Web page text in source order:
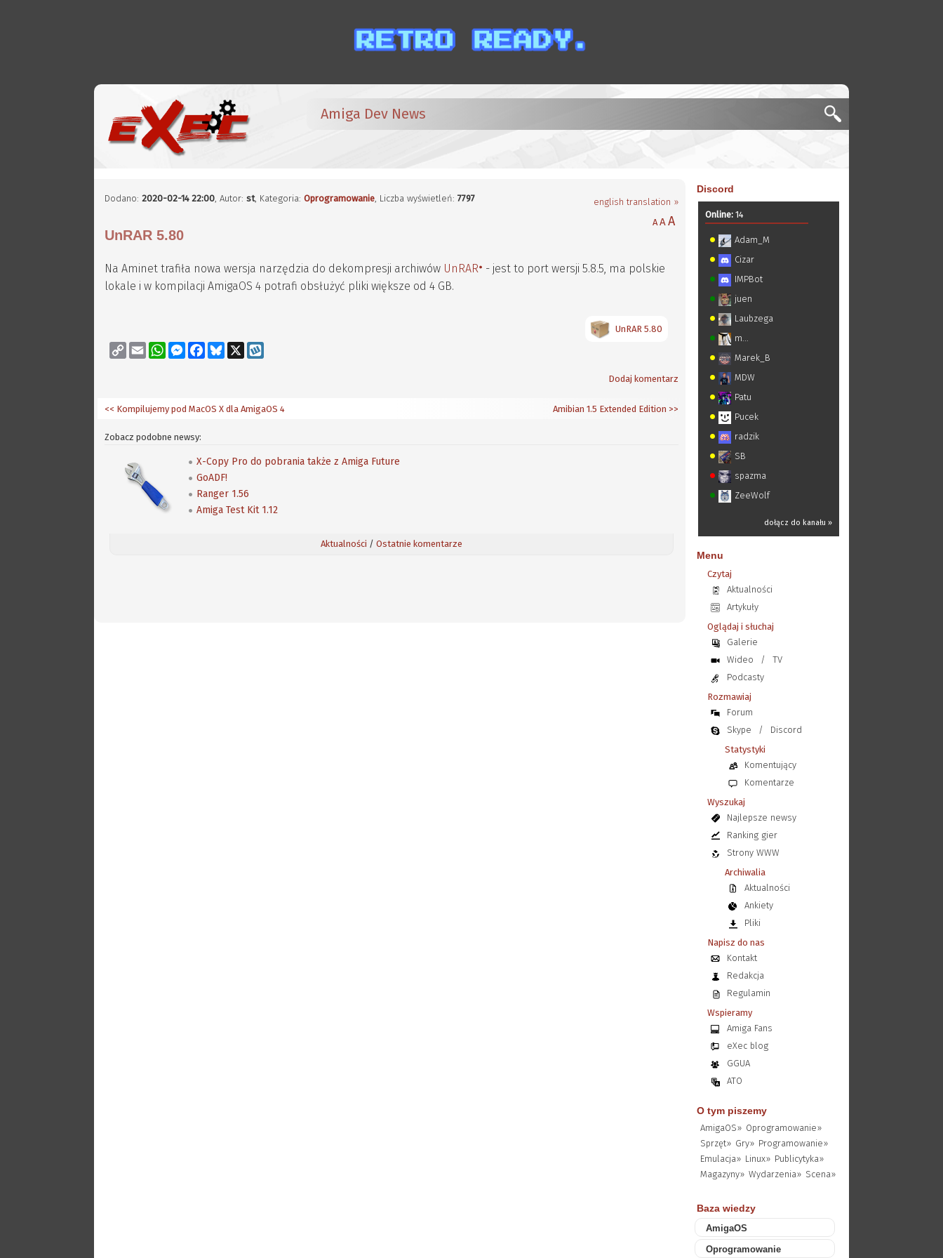
Amiga Dev News
Dodano:2020-02-14 22:00,Autor:st, Kategoria:Oprogramowanie, Liczba wyświetleń:7797
english translation »
A AA
UnRAR 5.80
Na Aminet trafiła nowa wersja narzędzia do dekompresji archiwów UnRAR - jest to port wersji 5.8.5, ma polskie
lokale i w kompilacji AmigaOS 4 potrafi obsłużyć pliki większe od 4 GB.
UnRAR 5.80
Copy
Link
Email WhatsAppMessenger
FacebookBluesky
X
Dodaj komentarz
Amibian 1.5 Extended Edition >>
<< Kompilujemy pod MacOS X dla AmigaOS 4
Zobacz podobne newsy:
X-Copy Pro do pobrania także z Amiga Future
GoADF!
Ranger 1.56
Amiga Test Kit 1.12
Aktualności / Ostatnie komentarze
Discord
Online:14
Adam_M
Cizar
IMPBot
juen
Laubzega
m...
Marek_B
MDW
Patu
Pucek
radzik
SB
spazma
ZeeWolf
dołącz do kanału »
Menu
Czytaj
Aktualności
Artykuły
Oglądaj i słuchaj
Galerie
Wideo
/
TV
Podcasty
Rozmawiaj
Forum
Skype
/
Discord
Statystyki
Komentujący
Komentarze
Wyszukaj
Najlepsze newsy
Ranking gier
Strony WWW
Archiwalia
Aktualności
Ankiety
Pliki
Napisz do nas
Kontakt
Redakcja
Regulamin
Wspieramy
Amiga Fans
eXec blog
GGUA
ATO
O tym piszemy
AmigaOS» Oprogramowanie»
Sprzęt» Gry» Programowanie»
Emulacja» Linux» Publicytyka»
Magazyny» Wydarzenia» Scena»
Baza wiedzy
AmigaOS
Oprogramowanie